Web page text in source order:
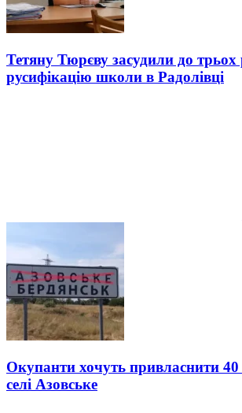
Тетяну Тюрєву засудили до трьох
русифікацію школи в Радолівці
Окупанти хочуть привласнити
селі Азовське